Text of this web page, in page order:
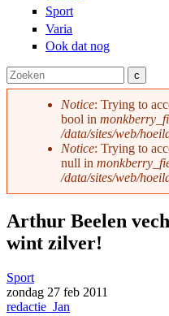
Sport
Varia
Ook dat nog
Zoekveld
Zoeken
Foutmelding
Notice: Trying to
bool in
/data/sites/web/
Notice: Trying to
null in
/data/sites/web/
Arthur Beelen
wint zilver!
Sport
zondag 27 feb 2011
redactie_Jan